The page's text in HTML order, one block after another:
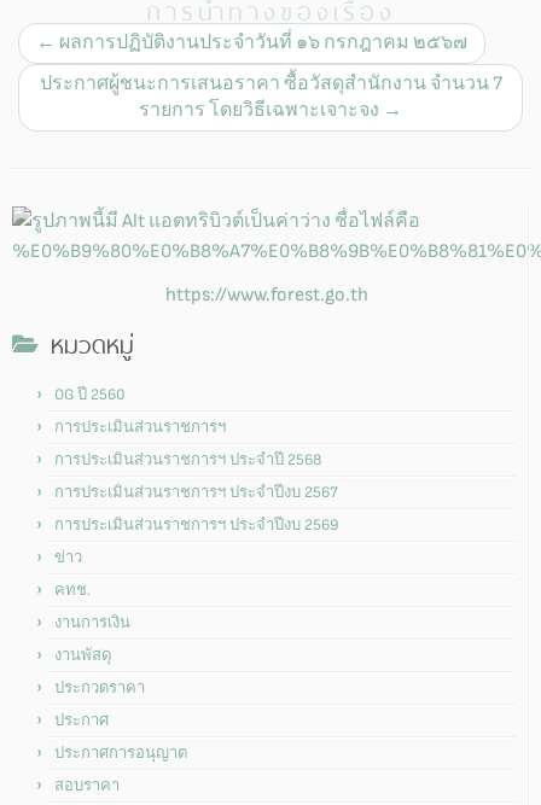
การนำทางของเรื่อง
← ผลการปฏิบัติงานประจำวันที่ ๑๖ กรกฎาคม ๒๕๖๗
ประกาศผู้ชนะการเสนอราคา ซื้อวัสดุสำนักงาน จำนวน 7
รายการ โดยวิธีเฉพาะเจาะจง →
https://www.forest.go.th
หมวดหมู่
OG ปี 2560
การประเมินส่วนราชการฯ
การประเมินส่วนราชการฯ ประจำปี 2568
การประเมินส่วนราชการฯ ประจำปีงบ 2567
การประเมินส่วนราชการฯ ประจำปีงบ 2569
ข่าว
คทช.
งานการเงิน
งานพัสดุ
ประกวดราคา
ประกาศ
ประกาศการอนุญาต
สอบราคา